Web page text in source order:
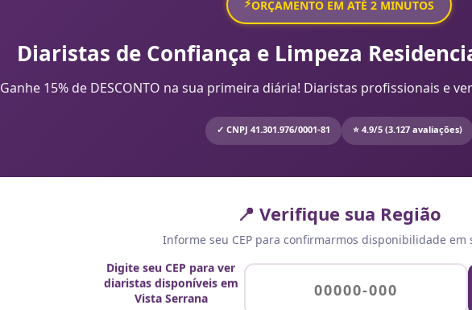
ORÇAMENTO EM ATÉ 2 MINUTOS
Diaristas de Confiança e Limpeza
Ganhe 15% de DESCONTO na sua primeira diária! Diaristas profissionais e
✓ CNPJ 41.301.976/0001-81 ⭐ 4.9/5 (3.127 avaliações)
📍 Verifique sua Região
Informe seu CEP para confirmarmos disponibilidade em
Digite seu CEP para ver
diaristas disponíveis em
Vista Serrana